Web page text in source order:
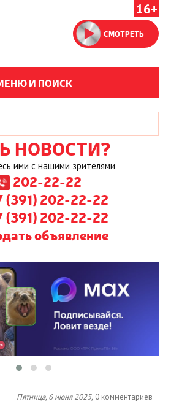
16+
СМОТРЕТЬ
И ПОИСК
НОВОСТИ?
ими с нашими зрителями
202-22-22
(391) 202-22-22
(391) 202-22-22
объявление
Пятница, 6 июня 2025, 0 комментариев